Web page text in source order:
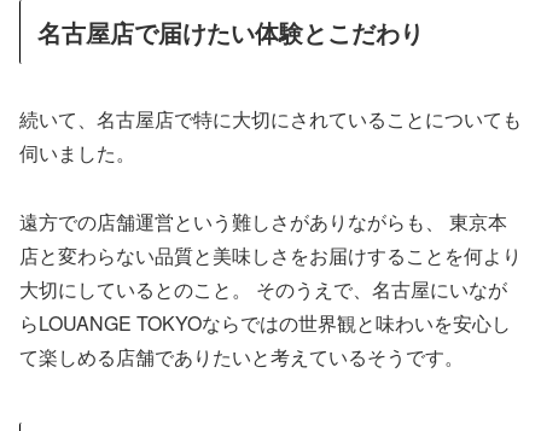
名古屋店で届けたい体験とこだわり
続いて、名古屋店で特に大切にされていることについても
伺いました。
遠方での店舗運営という難しさがありながらも、 東京本
店と変わらない品質と美味しさをお届けすることを何より
大切にしているとのこと。 そのうえで、名古屋にいなが
らLOUANGE TOKYOならではの世界観と味わいを安心し
て楽しめる店舗でありたいと考えているそうです。